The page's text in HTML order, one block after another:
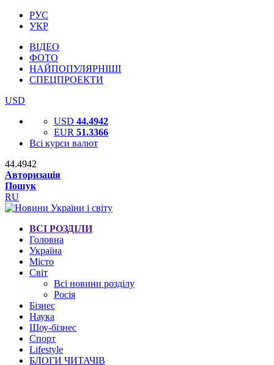
РУС
УКР
ВІДЕО
ФОТО
НАЙПОПУЛЯРНІШІ
СПЕЦПРОЕКТИ
USD
USD 44.4942
EUR 51.3366
Всі курси валют
44.4942
Авторизація
Пошук
RU
ВСІ РОЗДІЛИ
Головна
Україна
Місто
Світ
Всі новини розділу
Росія
Бізнес
Наука
Шоу-бізнес
Спорт
Lifestyle
БЛОГИ ЧИТАЧІВ